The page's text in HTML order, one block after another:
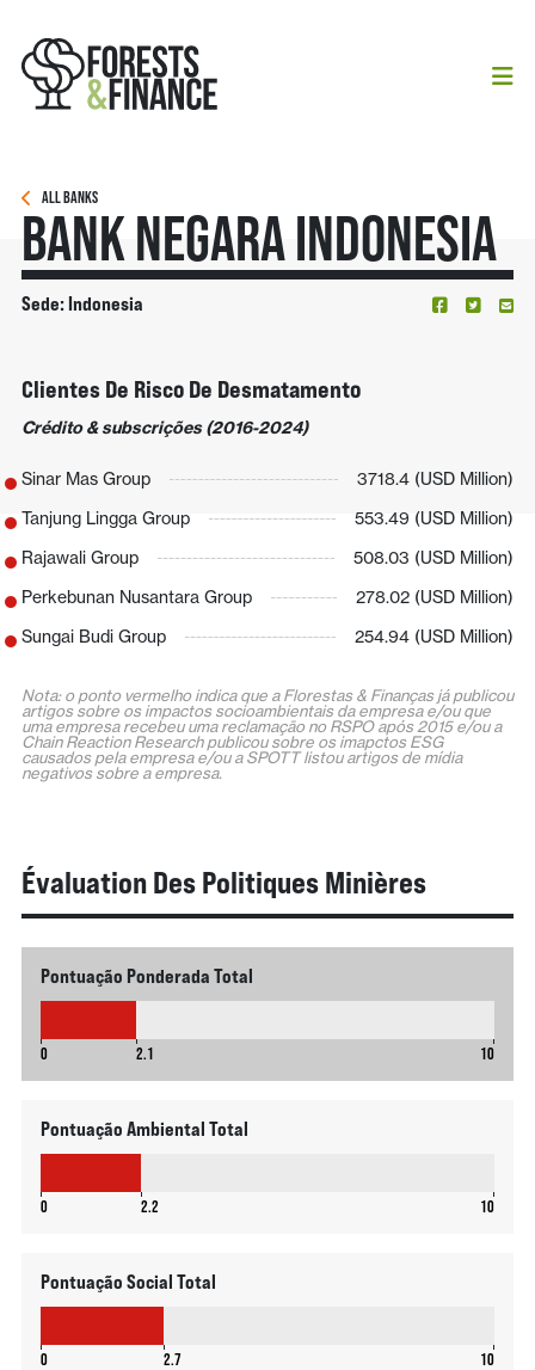
ALL BANKS
Bank Negara Indonesia
Sede: Indonesia
Clientes De Risco De Desmatamento
Crédito & subscrições (2016-2024)
Sinar Mas Group
3718.4 (USD Million)
Tanjung Lingga Group
553.49 (USD Million)
Rajawali Group
508.03 (USD Million)
Perkebunan Nusantara Group
278.02 (USD Million)
Sungai Budi Group
254.94 (USD Million)
Nota: o ponto vermelho indica que a Florestas & Finanças já publicou
artigos sobre os impactos socioambientais da empresa e/ou que
uma empresa recebeu uma reclamação no RSPO após 2015 e/ou a
Chain Reaction Research publicou sobre os imapctos ESG
causados pela empresa e/ou a SPOTT listou artigos de mídia
negativos sobre a empresa.
Évaluation Des Politiques Minières
Pontuação Ponderada Total
0 2.1 102.1
Pontuação Ambiental Total
0 2.2 102.2
Pontuação Social Total
0 2.7 102.7